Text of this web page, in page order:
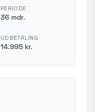
PERIODE
36 mdr.
UDBETALING
14.995 kr.